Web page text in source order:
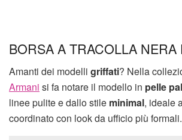
BORSA A TRACOLLA NERA
Amanti dei modelli griffati? Nella
Armani si fa notare il modello in pelle
linee pulite e dallo stile minimal, ideale
coordinato con look da ufficio più formali.